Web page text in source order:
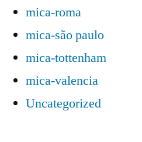
mica-roma
mica-são paulo
mica-tottenham
mica-valencia
Uncategorized